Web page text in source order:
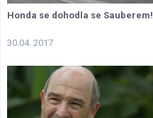
Honda se dohodla se Sauberem!
30.04. 2017